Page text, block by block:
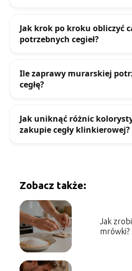
Jak krok po kroku obliczyć
potrzebnych cegieł?
Ile zaprawy murarskiej
cegłę?
Jak uniknąć różnic
zakupie cegły klinkierowej?
Zobacz także:
Jak
mrówki?